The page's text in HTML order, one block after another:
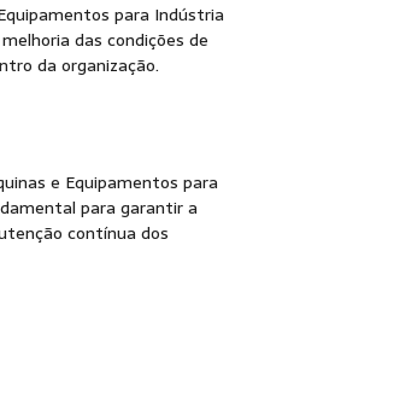
para Indústria
das condições de
da organização.
e Equipamentos para
para garantir a
contínua dos